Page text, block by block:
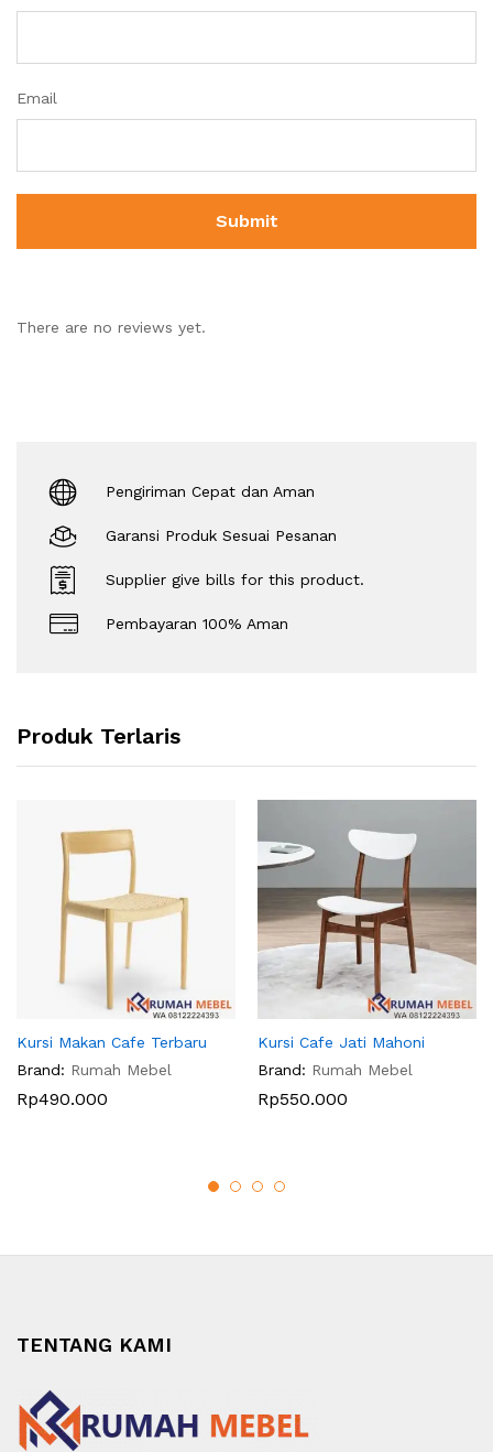
Email
There are no reviews yet.
Pengiriman Cepat dan Aman
Garansi Produk Sesuai Pesanan
Supplier give bills for this product.
Pembayaran 100% Aman
Produk Terlaris
Kursi Makan Cafe Terbaru
Brand: Rumah Mebel
Rp490.000
Kursi Cafe Jati Mahoni
Brand: Rumah Mebel
Rp550.000
TENTANG KAMI